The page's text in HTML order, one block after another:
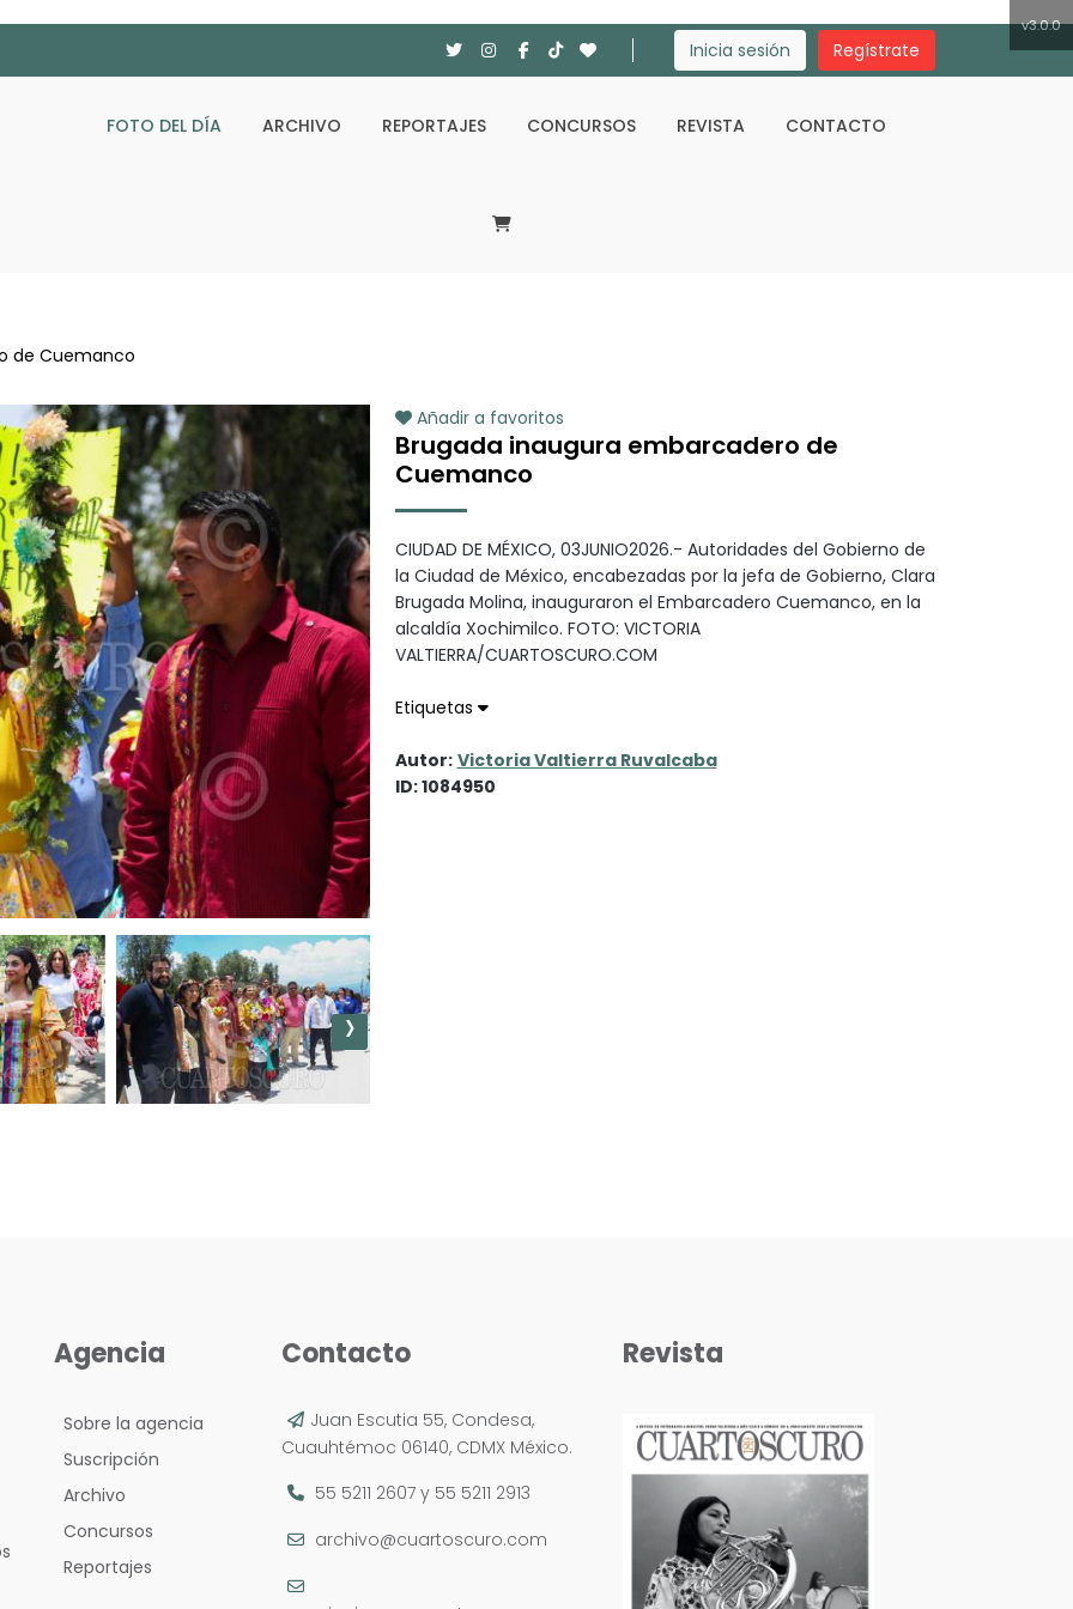
Inicia sesión Regístrate
FOTO DEL DÍA ARCHIVO REPORTAJES CONCURSOS REVISTA CONTACTO
v3.0.0
de Cuemanco
›
Añadir a favoritos
Brugada inaugura embarcadero de
Cuemanco
CIUDAD DE MÉXICO, 03JUNIO2026.- Autoridades del Gobierno de
la Ciudad de México, encabezadas por la jefa de Gobierno, Clara
Brugada Molina, inauguraron el Embarcadero Cuemanco, en la
alcaldía Xochimilco. FOTO: VICTORIA
VALTIERRA/CUARTOSCURO.COM
Etiquetas
Autor: Victoria Valtierra Ruvalcaba
ID: 1084950
Agencia
Sobre la agencia
Suscripción
Archivo
Concursos
Reportajes
Contacto
Juan Escutia 55, Condesa,
Cuauhtémoc 06140, CDMX México.
55 5211 2607y 55 5211 2913
archivo@cuartoscuro.com
Revista